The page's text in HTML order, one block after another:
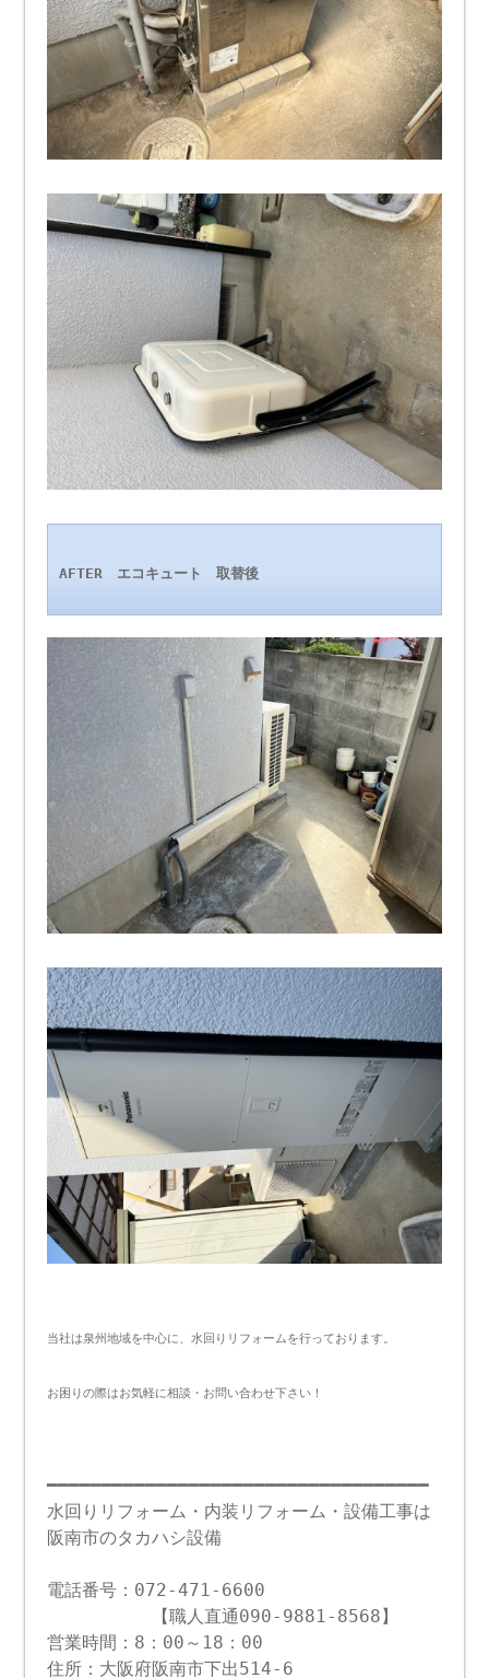
AFTER エコキュート 取替後
当社は泉州地域を中心に、水回りリフォームを行っております。
お困りの際はお気軽に相談・お問い合わせ下さい！
━━━━━━━━━━━━━━━━━━━━━━━━━━━━━━━━━━━
水回りリフォーム・内装リフォーム・設備工事は
阪南市のタカハシ設備
電話番号：072-471-6600
【職人直通090-9881-8568】
営業時間：8：00～18：00
住所：大阪府阪南市下出514-6